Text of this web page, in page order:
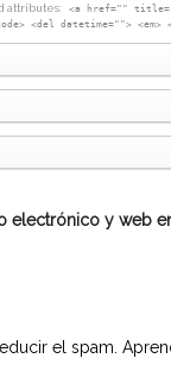
attributes:
<a href=""
<del datetime="">
electrónico y web
el spam.